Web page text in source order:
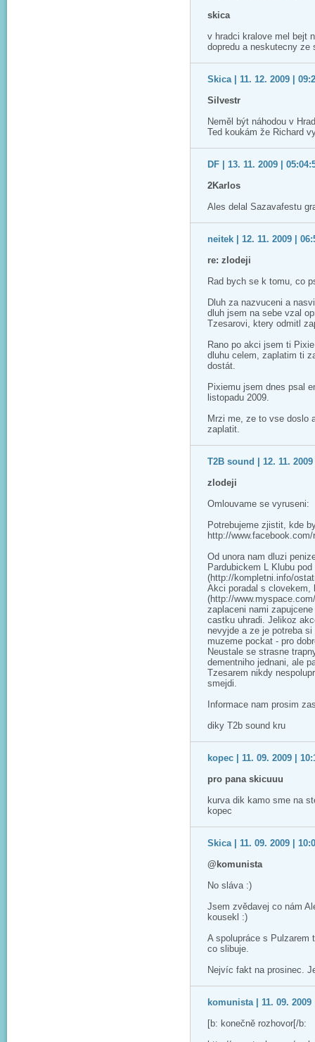
skica
v hradci kralove mel bejt
dopredu a neskutecny
Skica | 11. 12. 2009 |
Silvestr
Neměl být náhodou v
Ted koukám že Richard
DF | 13. 11. 2009 |
2Karlos
Ales delal Sazavafestu
neitek | 12. 11. 2009 |
re: zlodeji
Rad bych se k tomu, co
Dluh za nazvuceni a
dluh jsem na sebe vzal
Tzesarovi, ktery odmitl
Rano po akci jsem ti
dluhu celem, zaplatim ti
dostát.
Pixiemu jsem dnes psal
listopadu 2009.
Mrzi me, ze to vse doslo
zaplatit.
T2B sound | 12. 11. 2009
zlodeji
Omlouvame se vyruseni:
Potrebujeme zjistit, kde
http://
Od unora nam dluzi
Pardubickem L Klubu
(http://kompletni.info/
Akci poradal s
(http://
zaplaceni nami
castku uhradi. Jelikoz
nevyjde a ze je potreba
muzeme pockat - pro
Neustale se strasne
dementniho jednani, ale
Tzesarem nikdy
smejdi.
Informace nam prosim
diky T2b sound kru
kopec | 11. 09. 2009 |
pro pana skicuuu
kurva dik kamo sme na
kopec
Skica | 11. 09. 2009 |
@komunista
No sláva :)
Jsem zvědavej co nám
kousekl :)
A spolupráce s Pulzarem
co slibuje.
Nejvíc fakt na prosinec.
komunista | 11. 09. 2009
[b: konečně rozhovor[/b: